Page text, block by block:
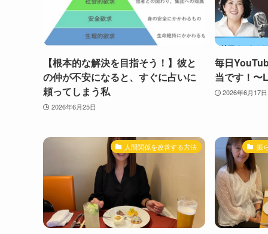
【根本的な解決を目指そう！】彼と
の仲が不安になると、すぐに占いに
頼ってしまう私
2026年6月25日
毎日
当です！〜
2026年6月17日
人間関係を改善する方法 振